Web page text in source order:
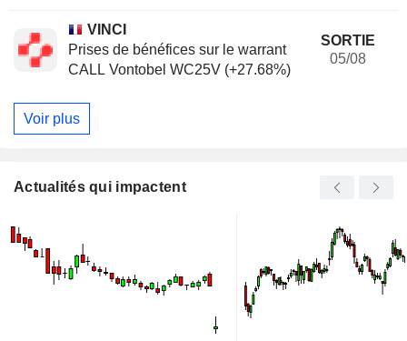
VINCI
Prises de bénéfices sur le warrant
CALL Vontobel WC25V (+27.68%)
SORTIE
05/08
Voir plus
Actualités qui impactent